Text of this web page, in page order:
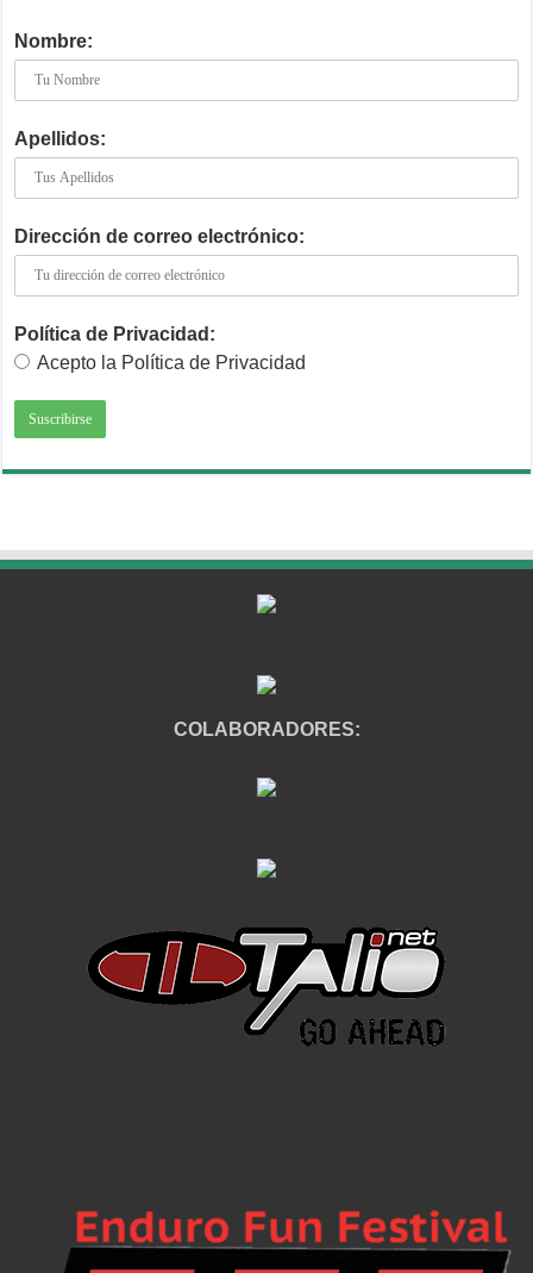
Nombre:
Apellidos:
Dirección de correo electrónico:
Política de Privacidad:
Acepto la Política de Privacidad
COLABORADORES: